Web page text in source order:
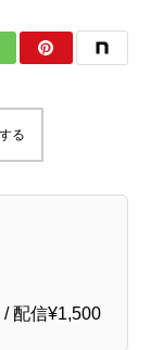
る
配信¥1,500